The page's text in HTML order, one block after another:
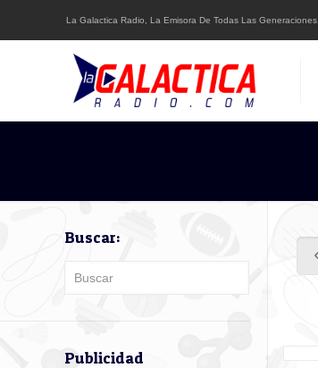
La Galactica Radio, La Emisora De Todas Las Generaciones.
Buscar:
Publicidad